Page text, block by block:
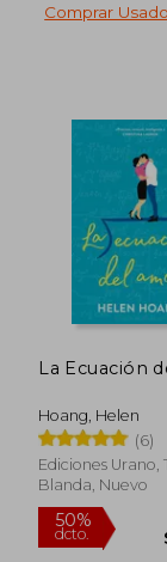
Comprar Usado
La Ecuación
Hoang, Helen
(6)
Ediciones Urano,
Blanda, Nuevo